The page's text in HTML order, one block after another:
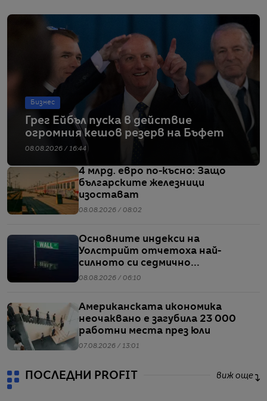
Бизнес
Грег Ейбъл пуска в действие
огромния кешов резерв на Бъфет
08.08.2026 / 16:44
4 млрд. евро по-късно: Защо
българските железници
изостават
08.08.2026 / 08:02
Основните индекси на
Уолстрийт отчетоха най-
силното си седмично
представяне от април насам
08.08.2026 / 06:10
Американската икономика
неочаквано е загубила 23 000
работни места през юли
07.08.2026 / 13:01
ПОСЛЕДНИ PROFIT виж още